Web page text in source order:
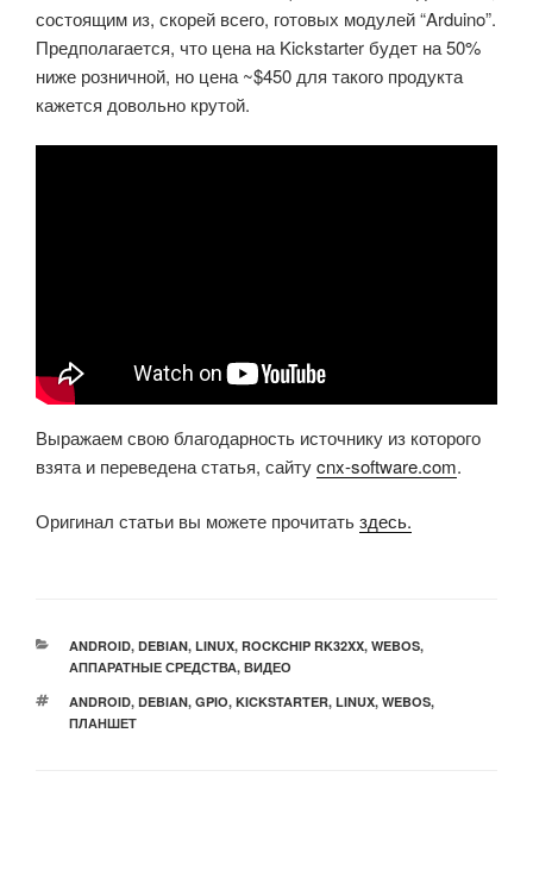
состоящим из, скорей всего, готовых модулей “Arduino”.
Предполагается, что цена на Kickstarter будет на 50%
ниже розничной, но цена ~$450 для такого продукта
кажется довольно крутой.
Выражаем свою благодарность источнику из которого
взята и переведена статья, сайтуcnx-software.com.
Оригинал статьи вы можете прочитатьздесь.
РУБРИКИ
ANDROID, DEBIAN, LINUX, ROCKCHIP RK32XX, WEBOS,
АППАРАТНЫЕ СРЕДСТВА, ВИДЕО
МЕТКИ
ANDROID, DEBIAN, GPIO, KICKSTARTER, LINUX, WEBOS,
ПЛАНШЕТ